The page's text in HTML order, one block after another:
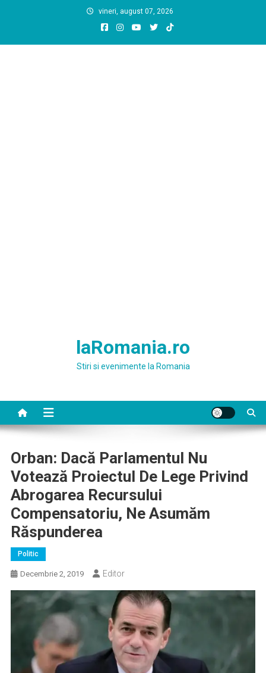
vineri, august 07, 2026
laRomania.ro
Stiri si evenimente la Romania
Orban: Dacă Parlamentul Nu
Votează Proiectul De Lege Privind
Abrogarea Recursului
Compensatoriu, Ne Asumăm
Răspunderea
Politic
Decembrie 2, 2019 Editor